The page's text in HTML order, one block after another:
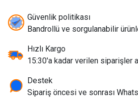
uyumlu karışımından oluşan Triple
buluşturan meyvemsi, tatlı ve serin
Puff Kapasitesi:
Likit Kapasitesi:30 ml
Batarya Kapasitesi:
Nikotin Oranı:50 mg/ml
Güvenlik politikası
Bandrollü ve sorgulanabilir
Hızlı Kargo
15:30'a kadar verilen siparişler
Destek
Sipariş öncesi ve sonrası